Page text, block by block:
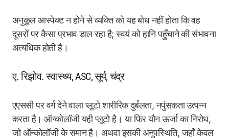
अनुकूल आस्पेक्ट न होने से व्यक्ति को यह बोध नहीं होता कि वह
दूसरों पर कैसा प्रभाव डाल रहा है; स्वयं को हानि पहुँचाने की संभावना
अत्यधिक होती है।
ए. रिझोव. स्वास्थ्य, ASC, सूर्य, चंद्र
एएससी पर वर्ग देने वाला प्लूटो शारीरिक दुर्बलता, नपुंसकता उत्पन्न
करता है। ऑन्कोलॉजी यही प्लूटो है। या फिर यौन ऊर्जा का निरोध,
जो ऑन्कोलॉजी के समान है। अथवा इसकी अनुपस्थिति, जहाँ केवल